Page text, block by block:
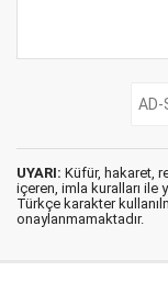
UYARI: Küfür, hakaret,
içeren, imla kuralları ile
Türkçe karakter
onaylanmamaktadır.